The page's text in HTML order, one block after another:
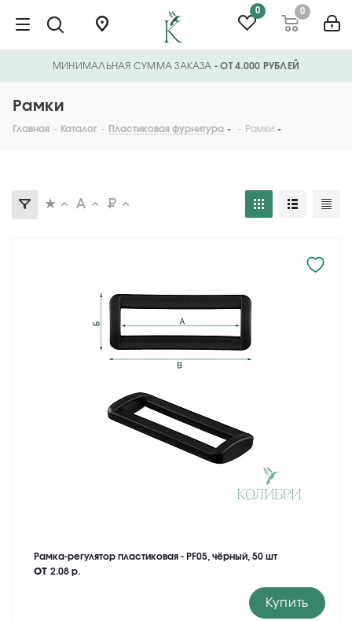
0 0
МИНИМАЛЬНАЯ СУММА ЗАКАЗА - ОТ 4.000 РУБЛЕЙ
Рамки
Главная - Каталог - Пластиковая фурнитура - Рамки
Рамка-регулятор пластиковая - PF05, чёрный, 50 шт
от 2.08 р.
Купить